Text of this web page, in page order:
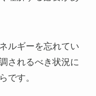
ルギーを忘れてい
されるべき状況に
です。